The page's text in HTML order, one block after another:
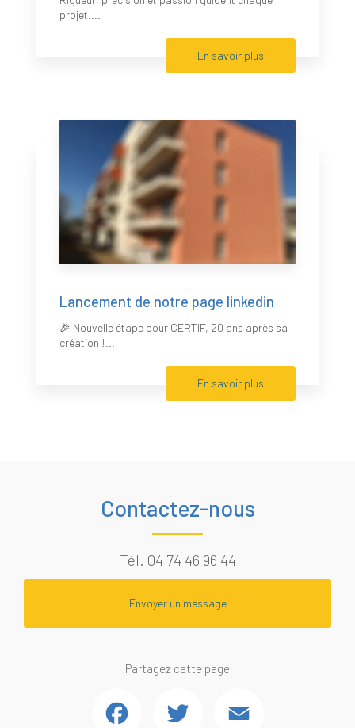
projet....
En savoir plus
Lancement de notre page linkedin
🎉 Nouvelle étape pour CERTIF, 20 ans après sa
création !...
En savoir plus
Contactez-nous
Tél. 04 74 46 96 44
Envoyer un message
Partagez cette page